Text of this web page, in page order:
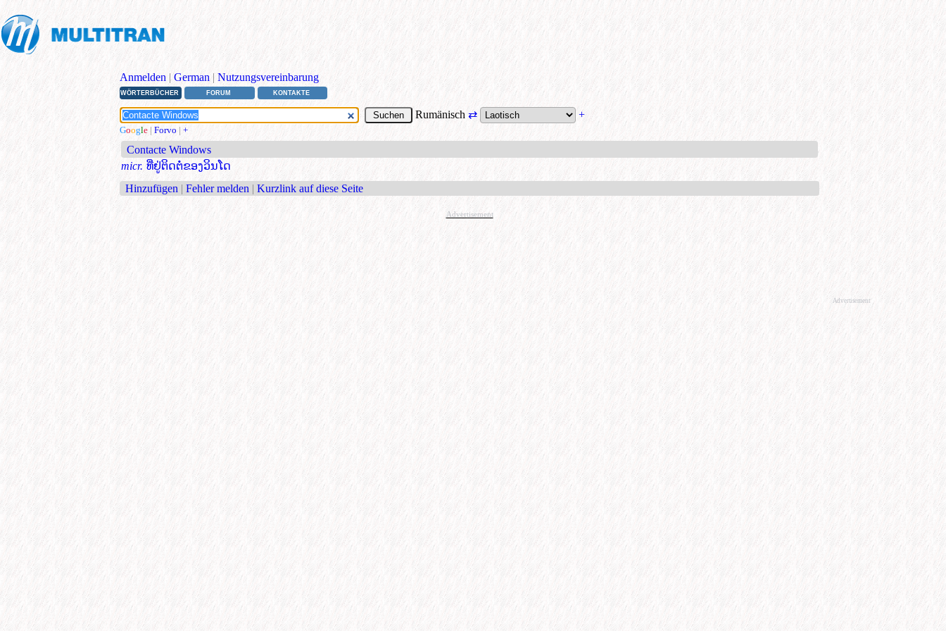
Anmelden | German | Nutzungsvereinbarung
WÖRTERBÜCHER FORUM KONTAKTE
Rumänisch ⇄ +
Google | Forvo | +
Contacte Windows
micr. ທີ່ຢູ່ຕິດຕໍ່ຂອງວິນໂດ
Hinzufügen | Fehler melden | Kurzlink auf diese Seite
Advertisement
Advertisement